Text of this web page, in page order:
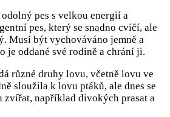
pes s velkou energií a
pes, který se snadno cvičí, ale
Musí být vychováváno jemně a
je oddané své rodině a chrání ji.
různé druhy lovu, včetně lovu ve
sloužila k lovu ptáků, ale dnes se
například divokých prasat a